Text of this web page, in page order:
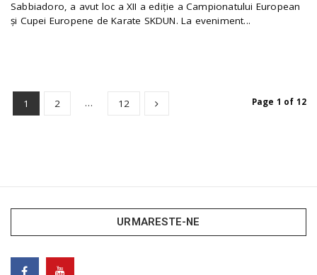
Sabbiadoro, a avut loc a XII a ediție a Campionatului European
și Cupei Europene de Karate SKDUN. La eveniment...
1 2 … 12 Page 1 of 12
URMARESTE-NE